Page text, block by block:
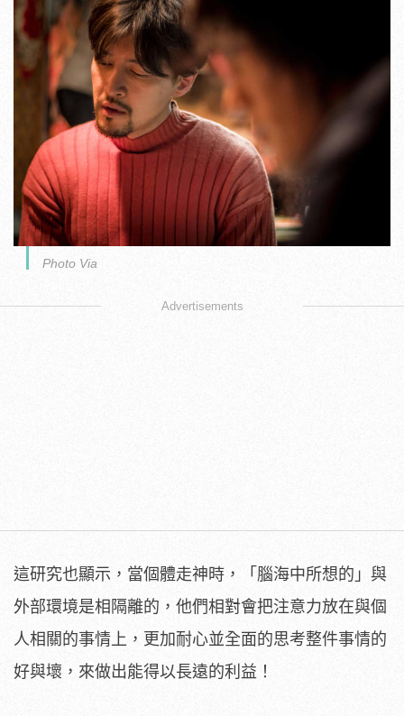
Photo Via
Advertisements
這研究也顯示，當個體走神時，「腦海中所想的」與
外部環境是相隔離的，他們相對會把注意力放在與個
人相關的事情上，更加耐心並全面的思考整件事情的
好與壞，來做出能得以長遠的利益！